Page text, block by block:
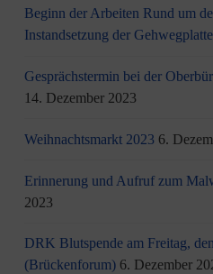
Beginn der Arbeiten Rund um
Instandsetzung der
Gesprächstermin bei der
14. Dezember 2023
Weihnachtsmarkt 2023 6.
Erinnerung und Aufruf zum
2023
DRK Blutspende am Freitag,
(Brückenforum) 6. Dezember